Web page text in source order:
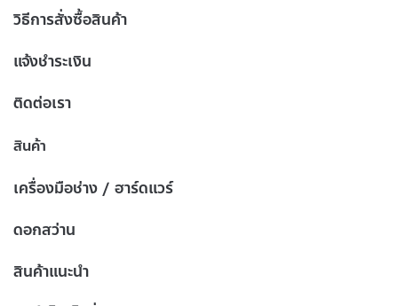
วิธีการสั่งซื้อสินค้า
แจ้งชำระเงิน
ติดต่อเรา
สินค้า
เครื่องมือช่าง / ฮาร์ดแวร์
ดอกสว่าน
สินค้าแนะนำ